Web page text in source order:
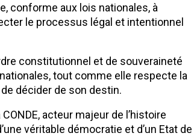
conforme aux lois nationales, à
le processus légal et intentionnel
constitutionnel et de souveraineté
tout comme elle respecte la
décider de son destin.
acteur majeur de l’histoire
véritable démocratie et d’un Etat de